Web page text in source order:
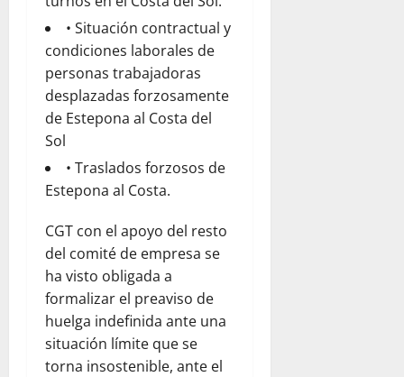
• Situación contractual y
condiciones laborales de
personas trabajadoras
desplazadas forzosamente
de Estepona al Costa del
Sol
• Traslados forzosos de
Estepona al Costa.
CGT con el apoyo del resto
del comité de empresa se
ha visto obligada a
formalizar el preaviso de
huelga indefinida ante una
situación límite que se
torna insostenible, ante el